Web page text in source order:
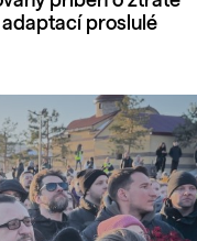
proslulé